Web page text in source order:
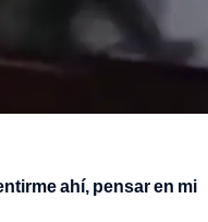
ahí, pensar en mi